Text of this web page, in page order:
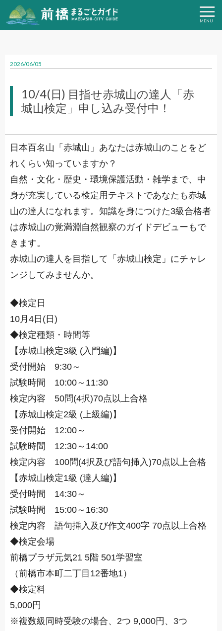
2026/06/05
10/4(日) 目指せ赤城山の達人「赤
城山検定」申し込み受付中！
日本百名山「赤城山」あなたは赤城山のことをど
れくらい知っていますか？
自然・文化・歴史・環境保護活動・雑学まで、中
身が充実している検定用テキストであなたも赤城
山の達人になれます。知識を身につけた3級合格者
は赤城山の覚満淵自然観察のガイドデビューもで
きます。
赤城山の達人を目指して「赤城山検定」にチャレ
ンジしてみませんか。
◆検定日
10月4日(日)
◆検定種類・時間等
【赤城山検定3級 (入門編)】
受付開始 9:30～
試験時間 10:00～11:30
検定内容 50問(4択)70点以上合格
【赤城山検定2級 (上級編)】
受付開始 12:00～
試験時間 12:30～14:00
検定内容 100問(4択及び語句挿入)70点以上合格
【赤城山検定1級 (達人編)】
受付時間 14:30～
試験時間 15:00～16:30
検定内容 語句挿入及び作文400字 70点以上合格
◆検定会場
前橋プラザ元気21 5階 501学習室
（前橋市本町二丁目12番地1）
◆検定料
5,000円
※複数級同時受験の場合、2つ 9,000円、3つ